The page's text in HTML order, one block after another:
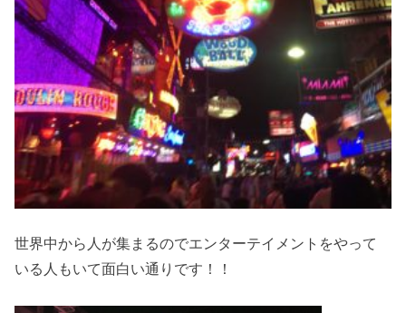
世界中から人が集まるのでエンターテイメントをやって
いる人もいて面白い通りです！！